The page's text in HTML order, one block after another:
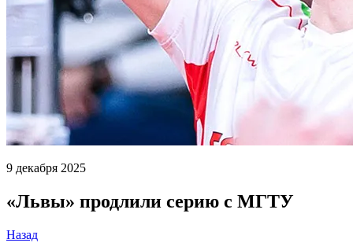
9 декабря 2025
«Львы» продлили серию с МГТУ
Назад